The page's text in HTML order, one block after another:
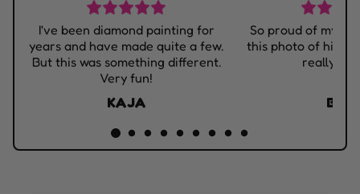
I've been diamond painting for
years and have made quite a few.
But this was something different.
Very fun!
KAJA
So proud of my
this photo of him
really
BEP